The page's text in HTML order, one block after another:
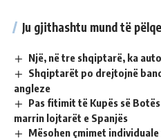
Ju gjithashtu mund të
Një, në tre shqiptarë, ka
Shqiptarët po drejtojnë
angleze
Pas fitimit të Kupës së
marrin lojtarët e Spanjës
Mësohen çmimet